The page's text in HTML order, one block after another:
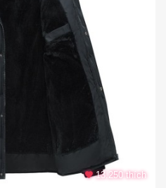
13.250 thích